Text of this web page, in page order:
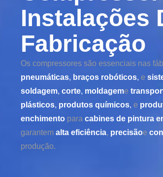
Instalações
Fabricação
Os compressores são essenciais nas
pneumáticas, braços robóticos, e
soldagem, corte, moldageme
plásticos, produtos químicos, e
enchimento para cabines de pintura
garantem alta eficiência, precisãoe
produção.